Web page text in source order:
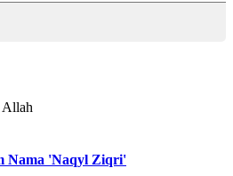
Allah
Nama 'Naqyl Ziqri'